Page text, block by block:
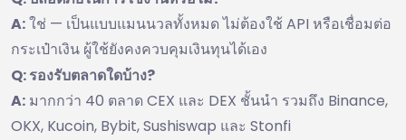
A:ใช่ — เป็นแบบแมนนวลทั้งหมด ไม่ต้องใช้ API หรือเชื่อมต่อ
กระเป๋าเงิน ผู้ใช้ยังคงควบคุมเงินทุนได้เอง
Q: รองรับตลาดใดบ้าง?
A: มากกว่า 40 ตลาด CEX และ DEX ชั้นนำ รวมถึง Binance,
OKX, Kucoin, Bybit, Sushiswap และ Stonfi